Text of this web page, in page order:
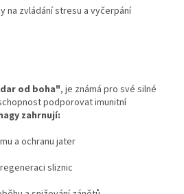
na zvládání stresu a vyčerpání
od boha", je známá pro své silné
podporovat imunitní
zahrnují:
a ochranu jater
sliznic